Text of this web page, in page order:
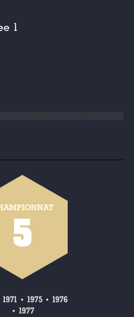
1
5
1971 • 1975 • 1976
• 1977